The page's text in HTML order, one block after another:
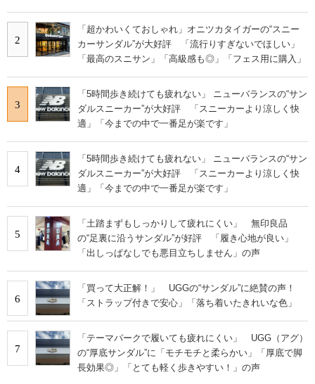
2
「超かわいくておしゃれ」オニツカタイガーの“スニー
カーサンダル”が大好評 「流行りすぎないでほしい」
「最高のスニサン」「高級感も◎」「フェス用に購入」
3
「5時間歩き続けても疲れない」 ニューバランスの“サン
ダルスニーカー”が大好評 「スニーカーより涼しく快
適」「今までの中で一番足が楽です」
4
「5時間歩き続けても疲れない」 ニューバランスの“サン
ダルスニーカー”が大好評 「スニーカーより涼しく快
適」「今までの中で一番足が楽です」
5
「土踏まずもしっかりして疲れにくい」 無印良品
の“足裏に沿うサンダル”が好評 「履き心地が良い」
「出しっぱなしでも悪目立ちしません」の声
6
「買って大正解！」 UGGの“サンダル”に絶賛の声！
「ストラップ付きで安心」「落ち着いたきれいな色」
7
「テーマパークで履いても疲れにくい」 UGG（アグ）
の“厚底サンダル”に「モチモチと柔らかい」「厚底で脚
長効果◎」「とても軽く歩きやすい！」の声